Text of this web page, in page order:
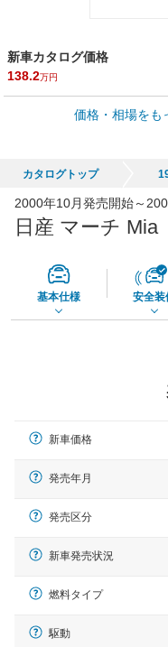
新車カタログ価格
138.2万円
車買取価格 *
56,270円
価格・相場をも
カタログトップ
2000年10月発売開始～
日産 マーチ Mia
基本仕様 安全装
新車価格
発売年月
発売区分
新車発売状況
燃料タイプ
駆動